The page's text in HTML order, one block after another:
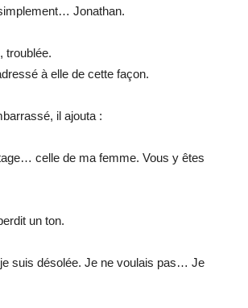
Jonathan.
troublée.
à elle de cette façon.
il ajouta :
celle de ma femme. Vous y êtes
un ton.
suis désolée. Je ne voulais pas… Je